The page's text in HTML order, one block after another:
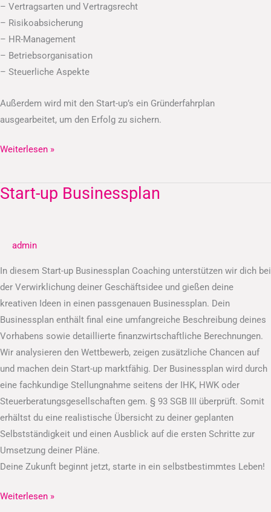
– Vertragsarten und Vertragsrecht
– Risikoabsicherung
– HR-Management
– Betriebsorganisation
– Steuerliche Aspekte
Außerdem wird mit den Start-up’s ein Gründerfahrplan
ausgearbeitet, um den Erfolg zu sichern.
Weiterlesen »
Start-up Businessplan
admin
In diesem Start-up Businessplan Coaching unterstützen wir dich bei
der Verwirklichung deiner Geschäftsidee und gießen deine
kreativen Ideen in einen passgenauen Businessplan. Dein
Businessplan enthält final eine umfangreiche Beschreibung deines
Vorhabens sowie detaillierte finanzwirtschaftliche Berechnungen.
Wir analysieren den Wettbewerb, zeigen zusätzliche Chancen auf
und machen dein Start-up marktfähig. Der Businessplan wird durch
eine fachkundige Stellungnahme seitens der IHK, HWK oder
Steuerberatungsgesellschaften gem. § 93 SGB III überprüft. Somit
erhältst du eine realistische Übersicht zu deiner geplanten
Selbstständigkeit und einen Ausblick auf die ersten Schritte zur
Umsetzung deiner Pläne.
Deine Zukunft beginnt jetzt, starte in ein selbstbestimmtes Leben!
Start-
Weiterlesen »